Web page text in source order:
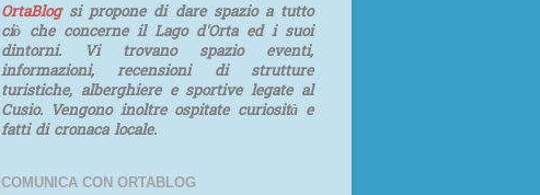
OrtaBlog si propone di dare spazio a tutto
ciò che concerne il Lago d'Orta ed i suoi
dintorni. Vi trovano spazio eventi,
informazioni, recensioni di strutture
turistiche, alberghiere e sportive legate al
Cusio. Vengono inoltre ospitate curiosità e
fatti di cronaca locale.
COMUNICA CON ORTABLOG